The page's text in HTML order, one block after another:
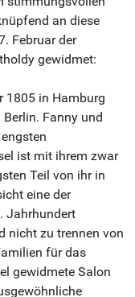
an diese
Februar der
gewidmet:
1805 in Hamburg
Fanny und
ist mit ihrem zwar
Teil von ihr in
eine der
Jahrhundert
nicht zu trennen von
für das
gewidmete Salon